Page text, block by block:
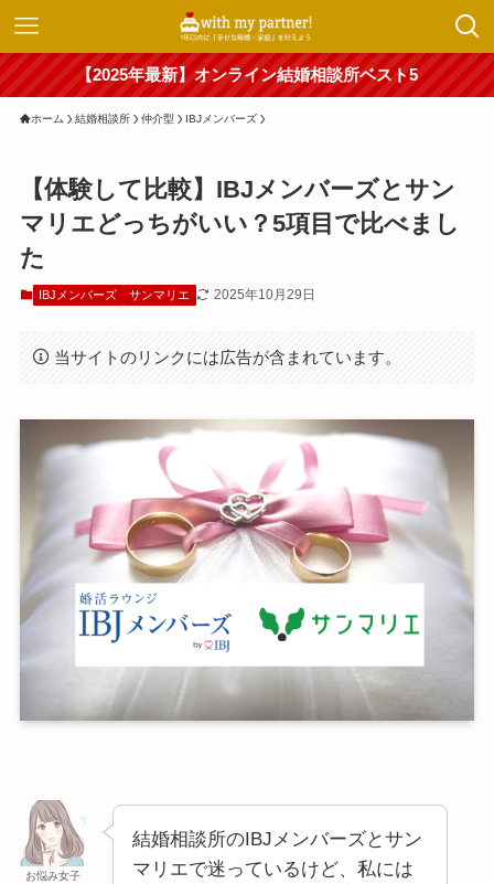
【2025年最新】オンライン結婚相談所ベスト5
ホーム 結婚相談所 仲介型 IBJメンバーズ
【体験して比較】IBJメンバーズとサン
マリエどっちがいい？5項目で比べまし
た
IBJメンバーズ サンマリエ 2025年10月29日
当サイトのリンクには広告が含まれています。
お悩み女子
結婚相談所のIBJメンバーズとサン
マリエで迷っているけど、私には